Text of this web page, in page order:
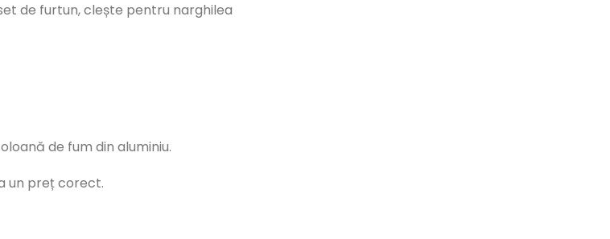
de furtun, clește pentru narghilea
de fum din aluminiu.
un preț corect.